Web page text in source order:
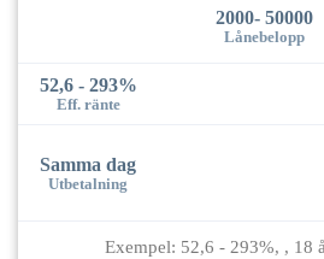
2000- 50000
Lånebelopp
52,6 - 293%
Eff. ränte
Samma dag
Utbetalning
Exempel: 52,6 - 293%, , 18